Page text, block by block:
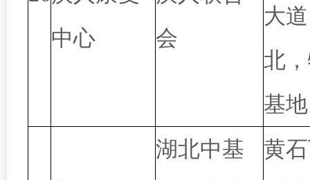
中心
会
大
北
基
湖北中基
黄